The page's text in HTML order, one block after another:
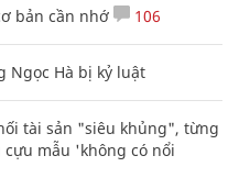
bản cần nhớ 106
Ngọc Hà bị kỷ luật
tài sản "siêu khủng", từng
mẫu 'không có nổi